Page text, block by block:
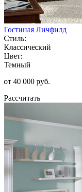
Гостиная Личфилд
Стиль:
Классический
Цвет:
Темный
от 40 000 руб.
Рассчитать